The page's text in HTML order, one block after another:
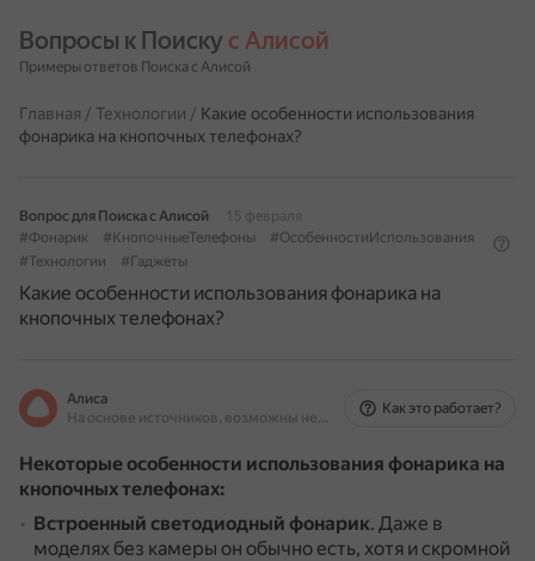
Вопросы к Поиску с Алисой
Примеры ответов Поиска с Алисой
Главная / Технологии / Какие особенности использования
фонарика на кнопочных телефонах?
Вопрос для Поиска с Алисой
15 февраля
#Фонарик
#КнопочныеТелефоны
#ОсобенностиИспользования
#Технологии
#Гаджеты
Какие особенности использования фонарика на
кнопочных телефонах?
Алиса
На основе источников, возможны неточности
Как это работает?
Некоторые особенности использования фонарика на
кнопочных телефонах:
Встроенный светодиодный фонарик. Даже в
моделях без камеры он обычно есть, хотя и скромной